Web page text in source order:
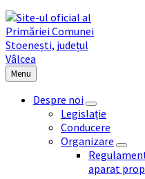
Menu
Despre noi
Legislație
Conducere
Organizare
aparat